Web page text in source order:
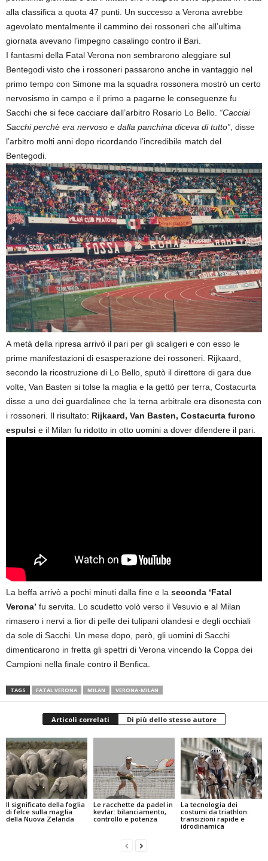
alla classifica a quota 47 punti. Un successo a Verona avrebbe
agevolato mentalmente il cammino dei rossoneri che all’ultima
giornata avevano l’impegno casalingo contro il Bari.
I fantasmi della Fatal Verona non sembrarono aleggiare sul
Bentegodi visto che i rossoneri passarono anche in vantaggio nel
primo tempo con Simone ma la squadra rossonera mostrò un certo
nervosismo in campo e il primo a pagarne le conseguenze fu
Sacchi che si fece cacciare dall’arbitro Rosario Lo Bello. “Cacciai
Sacchi perchè era nervoso e dalla panchina diceva di tutto” , disse
l’arbitro molti anni dopo ricordando l’incredibile match del
Bentegodi.
A metà della ripresa arrivò il pari per gli scaligeri e con esso le
prime manifestazioni di esasperazione dei rossoneri. Rijkaard,
secondo la ricostruzione di Lo Bello, sputò il direttore di gara due
volte, Van Basten si tolse la maglia e la gettò per terra, Costacurta
disse a uno dei guardalinee che la terna arbitrale era disonesta con
i rossoneri. Il risultato: Rijkaard, Van Basten, Costacurta furono
espulsi e il Milan fu ridotto in otto uomini a dover difendere il pari.
La beffa arrivò a pochi minuti dalla fine e la seconda ‘Fatal
Verona’ fu servita. Lo scudetto volò verso il Vesuvio e al Milan
rimasero i nervi a fior di pelle dei tulipani olandesi e degli occhiali
da sole di Sacchi. Un mese dopo, però, gli uomini di Sacchi
dimenticarono in fretta gli spettri di Verona vincendo la Coppa dei
Campioni nella finale contro il Benfica.
TAGS FATAL VERONA MILAN VERONA-MILAN
Articoli correlati Di più dello stesso autore
Il significato della foglia
di felce sulla maglia
della Nuova Zelanda
Le racchette da padel in
kevlar: bilanciamento,
controllo e potenza
La tecnologia dei
costumi da triathlon:
transizioni rapide e
idrodinamica